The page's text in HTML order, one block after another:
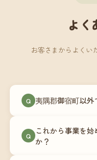
よく
お客さまからよくい
Q 夷隅郡御宿町以外
す。Zoomやチ
のやり取りが中
Q
これから事業を
か？